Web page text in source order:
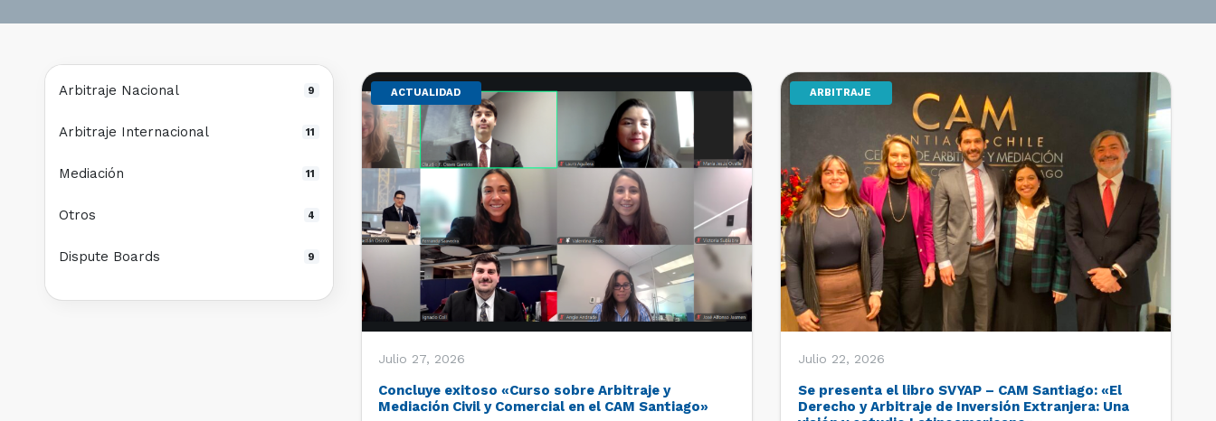
ACTUALIDAD
Julio 27, 2026
Concluye exitoso «Curso sobre Arbitraje y
Mediación Civil y Comercial en el CAM Santiago»
ARBITRAJE
Julio 22, 2026
Se presenta el libro SVYAP – CAM Santiago: «El
Derecho y Arbitraje de Inversión Extranjera: Una
Arbitraje Nacional 9
Arbitraje Internacional 11
Mediación 11
Otros 4
Dispute Boards 9